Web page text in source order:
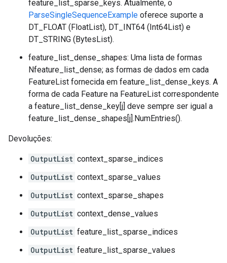
feature_list_sparse_keys. Atualmente, o
ParseSingleSequenceExample oferece suporte a
DT_FLOAT (FloatList), DT_INT64 (Int64List) e
DT_STRING (BytesList).
feature_list_dense_shapes: Uma lista de formas
Nfeature_list_dense; as formas de dados em cada
FeatureList fornecida em feature_list_dense_keys. A
forma de cada Feature na FeatureList correspondente
a feature_list_dense_key[j] deve sempre ser igual a
feature_list_dense_shapes[j].NumEntries().
Devoluções:
OutputList context_sparse_indices
OutputList context_sparse_values
OutputList context_sparse_shapes
OutputList context_dense_values
OutputList feature_list_sparse_indices
OutputList feature_list_sparse_values